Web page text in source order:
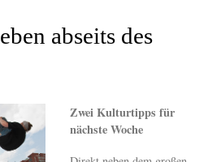
abseits des
Zwei Kulturtipps für
nächste Woche